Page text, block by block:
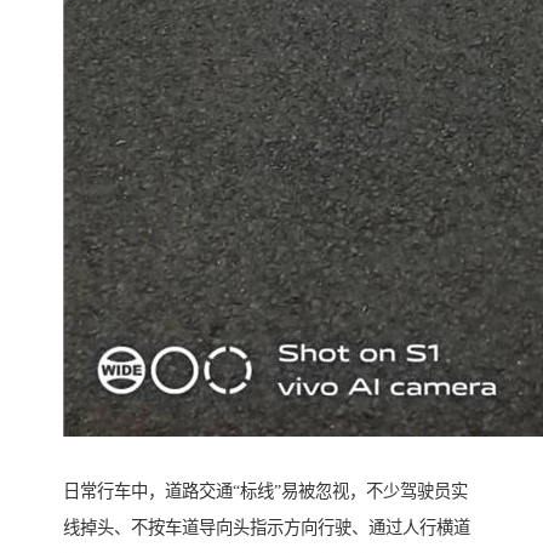
日常行车中，道路交通“标线”易被忽视，不少驾驶员实
线掉头、不按车道导向头指示方向行驶、通过人行横道